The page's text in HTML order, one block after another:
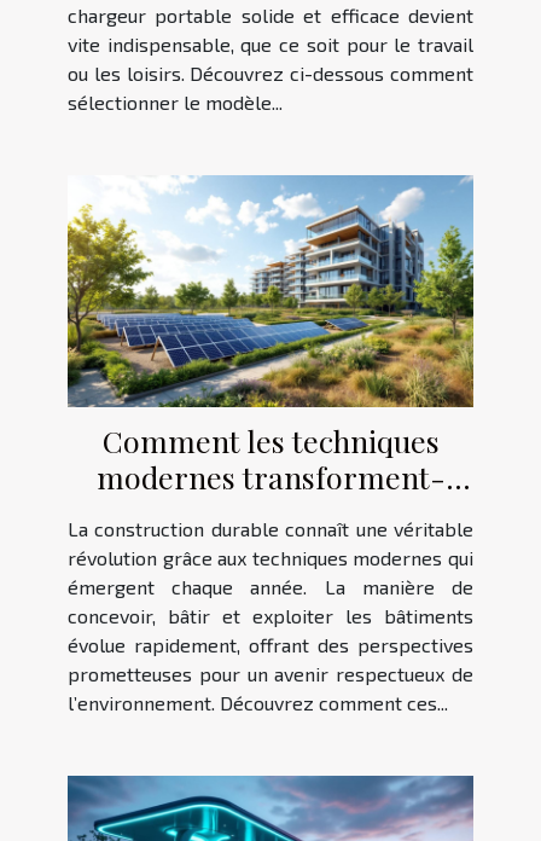
chargeur portable solide et efficace devient
vite indispensable, que ce soit pour le travail
ou les loisirs. Découvrez ci-dessous comment
sélectionner le modèle...
Comment les techniques
modernes transforment-
elles la construction durable
?
La construction durable connaît une véritable
révolution grâce aux techniques modernes qui
émergent chaque année. La manière de
concevoir, bâtir et exploiter les bâtiments
évolue rapidement, offrant des perspectives
prometteuses pour un avenir respectueux de
l’environnement. Découvrez comment ces...